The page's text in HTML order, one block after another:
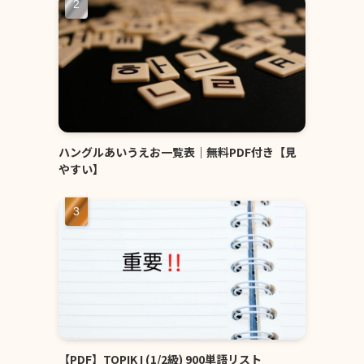
ハングルあいうえお一覧表｜無料PDF付き【見
やすい】
【PDF】TOPIK I (1/2級) 900単語リスト